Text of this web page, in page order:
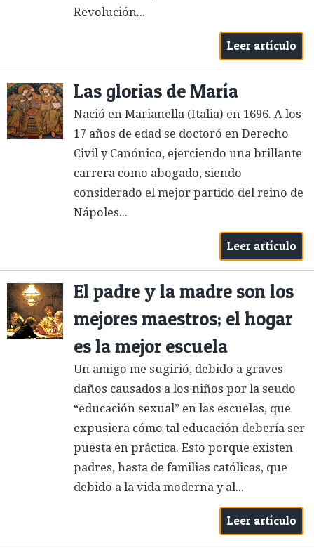
Revolución...
Leer artículo
Las glorias de María
Nació en Marianella (Italia) en 1696. A los
17 años de edad se doctoró en Derecho
Civil y Canónico, ejerciendo una brillante
carrera como abogado, siendo
considerado el mejor partido del reino de
Nápoles...
Leer artículo
El padre y la madre son los
mejores maestros; el hogar
es la mejor escuela
Un amigo me sugirió, debido a graves
daños causados a los niños por la seudo
“educación sexual” en las escuelas, que
expusiera cómo tal educación debería ser
puesta en práctica. Esto porque existen
padres, hasta de familias católicas, que
debido a la vida moderna y al...
Leer artículo